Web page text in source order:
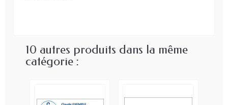
10 autres produits dans la même
catégorie :